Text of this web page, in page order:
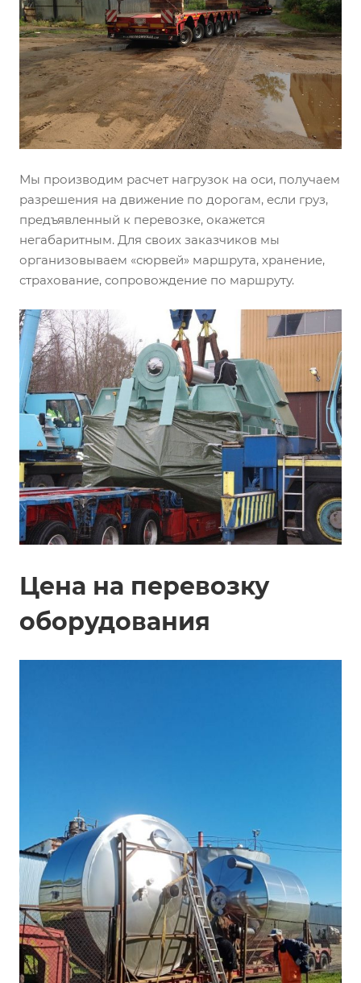
Мы производим расчет нагрузок на оси, получаем
разрешения на движение по дорогам, если груз,
предъявленный к перевозке, окажется
негабаритным. Для своих заказчиков мы
организовываем «сюрвей» маршрута, хранение,
страхование, сопровождение по маршруту.
Цена на перевозку
оборудования